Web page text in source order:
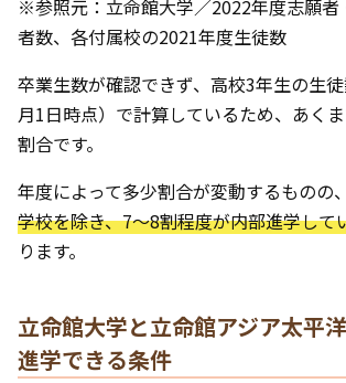
※参照元：立命館大学／2022年度志願者
者数、各付属校の2021年度生徒数
卒業生数が確認できず、高校3年生の生
月1日時点）で計算しているため、あく
割合です。
年度によって多少割合が変動するものの、
学校を除き、7～8割程度が内部進学して
ります。
立命館大学と立命館アジア太平
進学できる条件